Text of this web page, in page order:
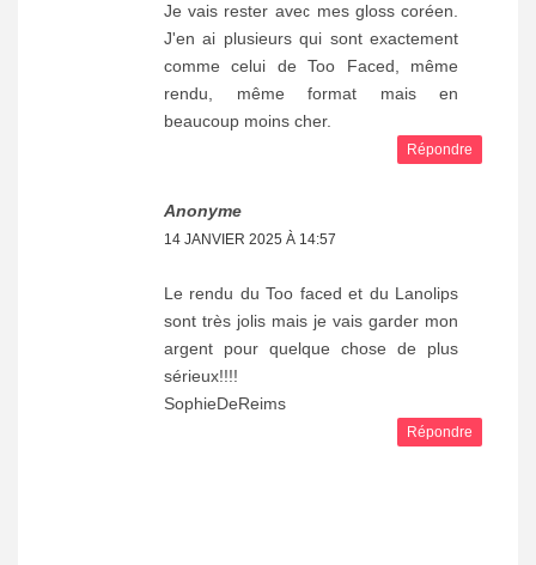
Je vais rester avec mes gloss coréen.
J'en ai plusieurs qui sont exactement
comme celui de Too Faced, même
rendu, même format mais en
beaucoup moins cher.
Répondre
Anonyme
14 JANVIER 2025 À 14:57
Le rendu du Too faced et du Lanolips
sont très jolis mais je vais garder mon
argent pour quelque chose de plus
sérieux!!!!
SophieDeReims
Répondre